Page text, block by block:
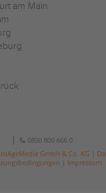
am Main
0800 800 666 0
GmbH & Co. KG
Impressum